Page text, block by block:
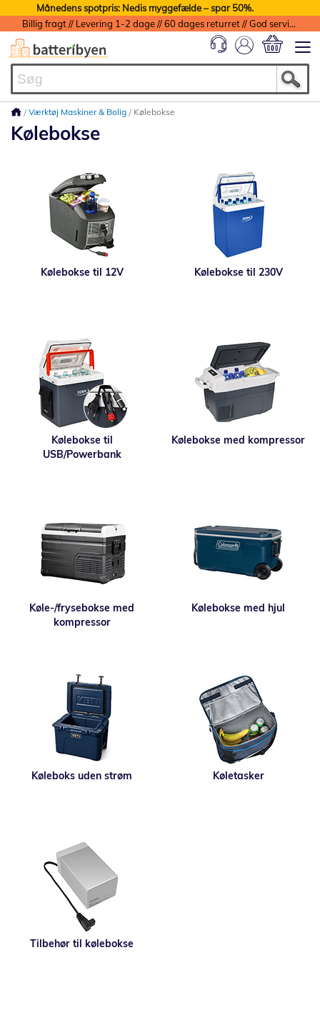
Månedens spotpris: Nedis myggefælde – spar 50%.
Billig fragt // Levering 1-2 dage // 60 dages returret // God service med garanti
Værktøj Maskiner & Bolig Kølebokse
Kølebokse
Kølebokse til 12V Kølebokse til 230V
Kølebokse til
USB/Powerbank
Kølebokse med kompressor
Køle-/frysebokse med
kompressor
Kølebokse med hjul
Køleboks uden strøm Køletasker
Tilbehør til kølebokse